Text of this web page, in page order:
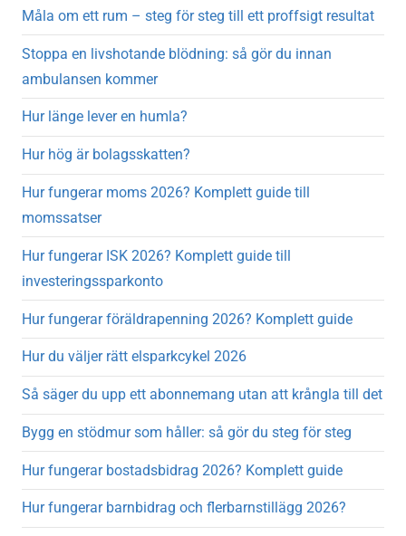
Måla om ett rum – steg för steg till ett proffsigt resultat
Stoppa en livshotande blödning: så gör du innan
ambulansen kommer
Hur länge lever en humla?
Hur hög är bolagsskatten?
Hur fungerar moms 2026? Komplett guide till
momssatser
Hur fungerar ISK 2026? Komplett guide till
investeringssparkonto
Hur fungerar föräldrapenning 2026? Komplett guide
Hur du väljer rätt elsparkcykel 2026
Så säger du upp ett abonnemang utan att krångla till det
Bygg en stödmur som håller: så gör du steg för steg
Hur fungerar bostadsbidrag 2026? Komplett guide
Hur fungerar barnbidrag och flerbarnstillägg 2026?